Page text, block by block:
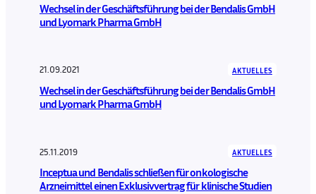
Wechsel in der Geschäftsführung bei der Bendalis GmbH
und Lyomark Pharma GmbH
21.09.2021 AKTUELLES
Wechsel in der Geschäftsführung bei der Bendalis GmbH
und Lyomark Pharma GmbH
25.11.2019 AKTUELLES
Inceptua und Bendalis schließen für onkologische
Arzneimittel einen Exklusivvertrag für klinische Studien